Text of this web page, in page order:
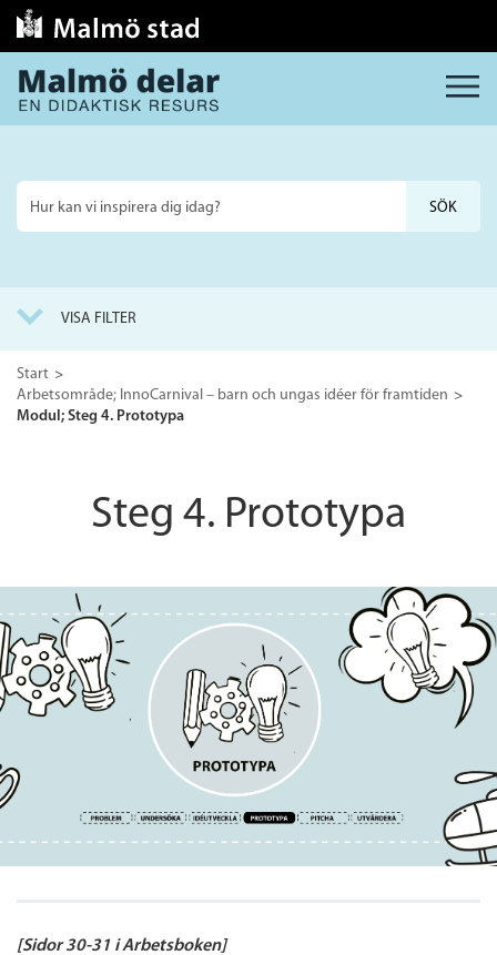
MENY
Sök
på
VISA FILTER
Start
Arbetsområde; InnoCarnival – barn och ungas idéer för framtiden
Modul; Steg 4. Prototypa
Steg 4. Prototypa
[Sidor 30-31 i Arbetsboken]